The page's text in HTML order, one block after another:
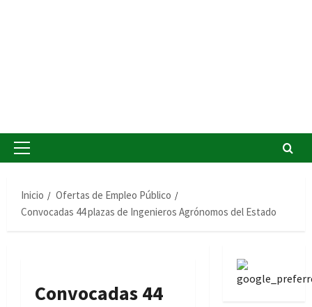
Menú
Inicio
Ofertas de Empleo Público
Convocadas 44 plazas de Ingenieros Agrónomos del Estado
Convocadas 44